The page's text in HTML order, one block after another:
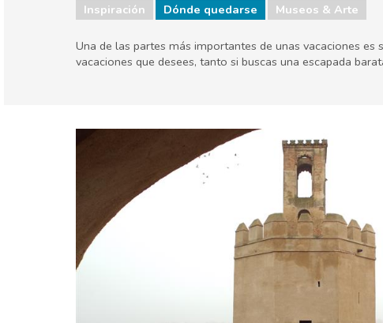
Inspiración
Dónde quedarse Museos & Arte
Una de las partes más importantes de unas vacaciones
vacaciones que desees, tanto si buscas una escapada
Museos & Arte